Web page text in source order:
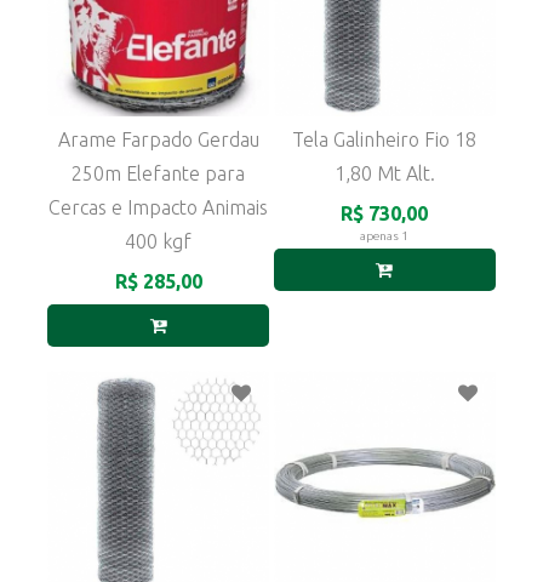
Arame Farpado Gerdau
250m Elefante para
Cercas e Impacto Animais
400 kgf
R$ 285,00
Tela Galinheiro Fio 18
1,80 Mt Alt.
R$ 730,00
apenas 1